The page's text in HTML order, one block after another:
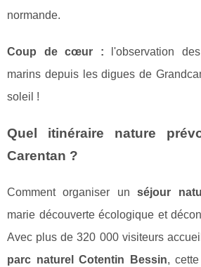
normande.
Coup de cœur : l'observation
marins depuis les digues de
soleil !
Quel itinéraire nature
Carentan ?
Comment organiser unséjour
marie découverte écologique et
Avec plus de 320 000 visiteurs
parc naturel Cotentin Bessin,